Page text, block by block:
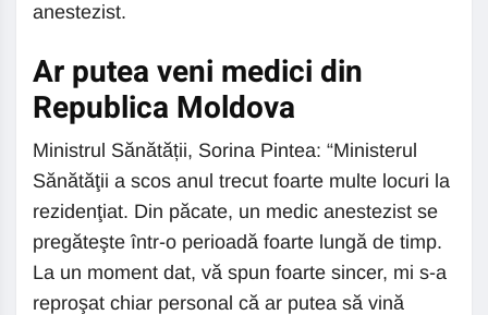
anestezist.
Ar putea veni medici din
Republica Moldova
Ministrul Sănătății, Sorina Pintea: “Ministerul
Sănătăţii a scos anul trecut foarte multe locuri la
rezidenţiat. Din păcate, un medic anestezist se
pregăteşte într-o perioadă foarte lungă de timp.
La un moment dat, vă spun foarte sincer, mi s-a
reproşat chiar personal că ar putea să vină